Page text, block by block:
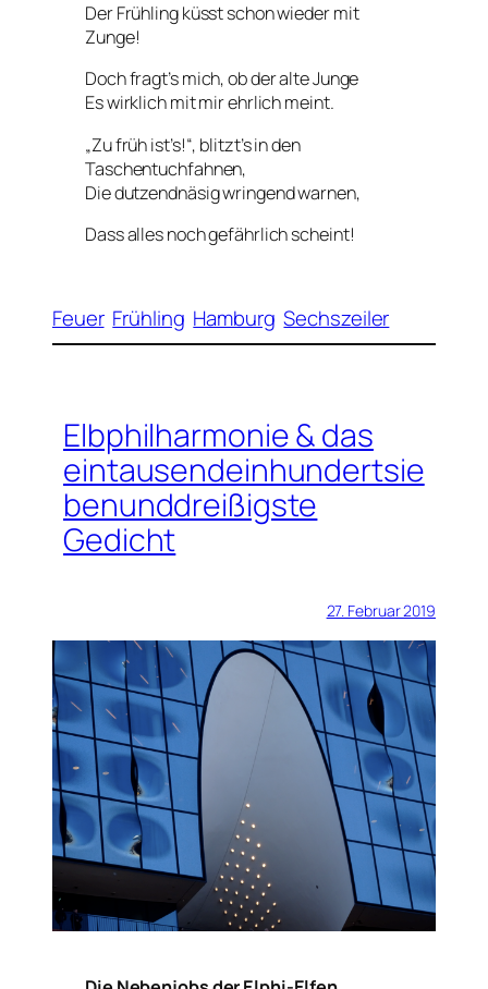
Der Frühling küsst schon wieder mit
Zunge!
Doch fragt’s mich, ob der alte Junge
Es wirklich mit mir ehrlich meint.
„Zu früh ist’s!“, blitzt’s in den
Taschentuchfahnen,
Die dutzendnäsig wringend warnen,
Dass alles noch gefährlich scheint!
Feuer Frühling Hamburg Sechszeiler
Elbphilharmonie & das
eintausendeinhundertsie
benunddreißigste
Gedicht
27. Februar 2019